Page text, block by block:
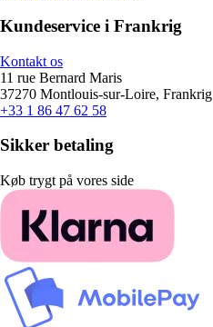
Kundeservice i Frankrig
Kontakt os
11 rue Bernard Maris
37270 Montlouis-sur-Loire, Frankrig
+33 1 86 47 62 58
Sikker betaling
Køb trygt på vores side